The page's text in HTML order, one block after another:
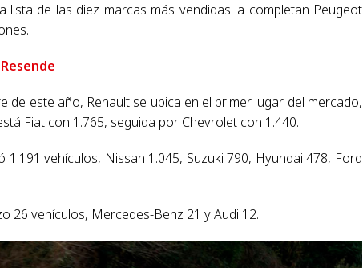
lista de las diez marcas más vendidas la completan Peugeot
este año, Renault se ubica en el primer lugar del mercado,
Fiat con 1.765, seguida por Chevrolet con 1.440.
vehículos, Nissan 1.045, Suzuki 790, Hyundai 478, Ford
26 vehículos, Mercedes-Benz 21 y Audi 12.